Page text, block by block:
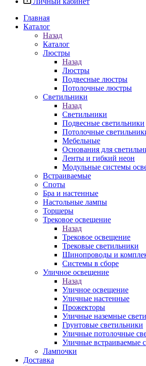
Главная
Каталог
Назад
Каталог
Люстры
Назад
Люстры
Подвесные люстры
Потолочные люстры
Светильники
Назад
Светильники
Подвесные светильники
Потолочные
Мебельные
Основания для
Ленты и гибкий неон
Модульные системы
Встраиваемые
Споты
Бра и настенные
Настольные лампы
Торшеры
Трековое освещение
Назад
Трековое освещение
Трековые светильники
Шинопроводы и
Системы в сборе
Уличное освещение
Назад
Уличное освещение
Уличные настенные
Прожекторы
Уличные наземные
Грунтовые светильники
Уличные потолочные
Уличные встраиваемые
Лампочки
Доставка